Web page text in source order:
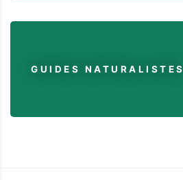
GUIDES NATURALISTES